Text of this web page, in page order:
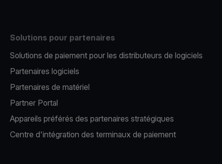
Solutions pour partenaires
Solutions de paiement pour les distributeurs de logiciels
Partenaires logiciels
Partenaires de matériel
Partner Portal
Appareils préférés des partenaires stratégiques
Centre d'intégration des terminaux de paiement